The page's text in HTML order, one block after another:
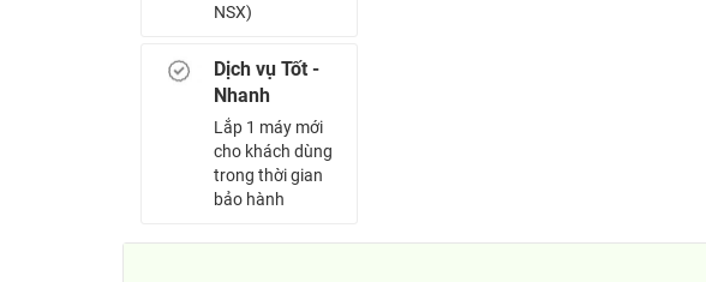
NSX)
Dịch vụ Tốt -
Nhanh
Lắp 1 máy mới
cho khách dùng
trong thời gian
bảo hành